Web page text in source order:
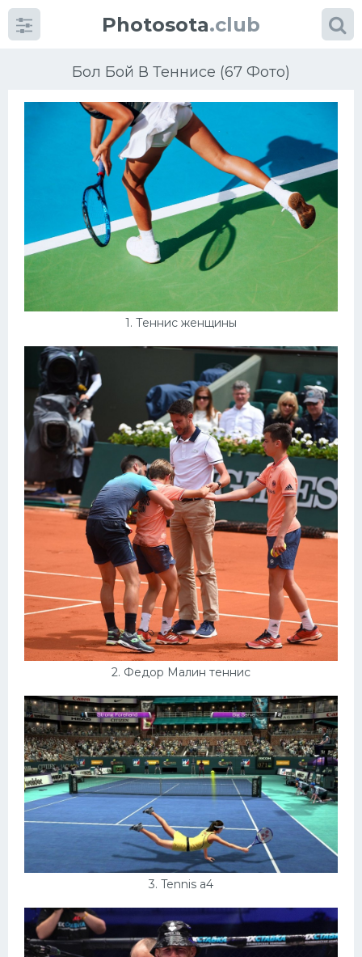
Photosota.club
Бол Бой В Теннисе (67 Фото)
1. Теннис женщины
2. Федор Малин теннис
3. Tennis a4
КатегорииФото
Много картинок...
Футбол
Баскетбол
Велогонки
Конькобежный спорт
Тренажеры
Интерьеры квартир